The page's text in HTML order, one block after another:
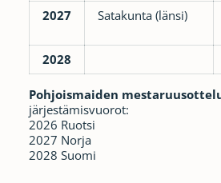
2027
Satakunta (länsi)
2028
Pohjoismaiden
järjestämisvuorot:
2026 Ruotsi
2027 Norja
2028 Suomi